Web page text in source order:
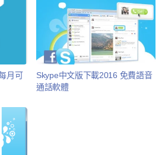
月可
Skype中文版下載2016 免費語音
通話軟體